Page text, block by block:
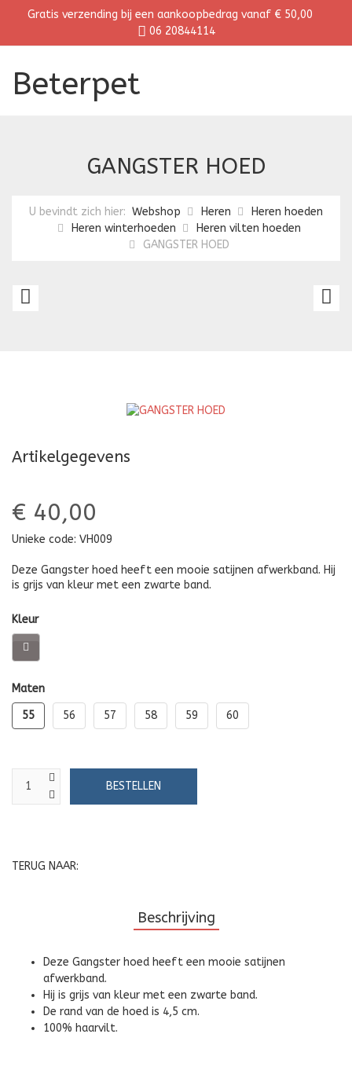
Gratis verzending bij een aankoopbedrag vanaf € 50,00
06 20844114
Beterpet
GANGSTER HOED
U bevindt zich hier: Webshop Heren
Heren hoeden
Heren winterhoeden
Heren vilten hoeden
GANGSTER HOED
Artikelgegevens
€ 40,00
Unieke code: VH009
Deze Gangster hoed heeft een mooie satijnen afwerkband. Hij
is grijs van kleur met een zwarte band.
Kleur
Maten
55
56 57 58 59 60
TERUG NAAR:
Beschrijving
Deze Gangster hoed heeft een mooie satijnen
afwerkband.
Hij is grijs van kleur met een zwarte band.
De rand van de hoed is 4,5 cm.
100% haarvilt.